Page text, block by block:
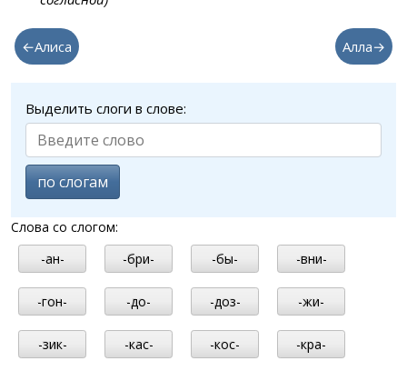
←Алиса Алла→
Выделить слоги в слове:
по слогам
Слова со слогом:
-ан-
-бри- -бы- -вни-
-гон- -до- -доз- -жи-
-зик- -кас- -кос- -кра-